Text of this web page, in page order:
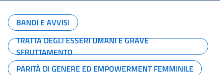
BANDI E AVVISI
TRATTA DEGLI ESSERI UMANI E GRAVE
SFRUTTAMENTO
PARITÀ DI GENERE ED EMPOWERMENT FEMMINILE